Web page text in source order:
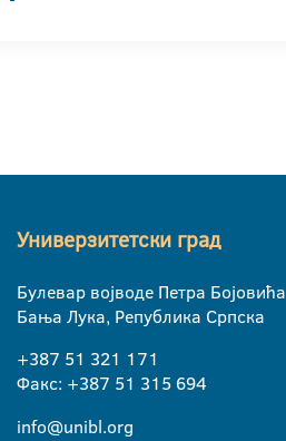
Универзитетски град
Булевар војводе Петра Бојовића
Бања Лука, Република Српска
+387 51 321 171
Факс: +387 51 315 694
info@unibl.org